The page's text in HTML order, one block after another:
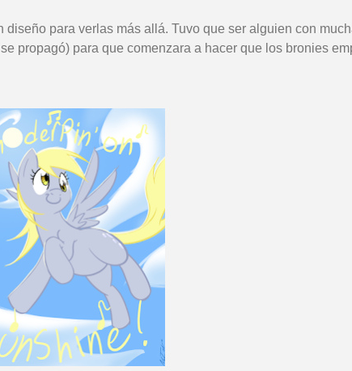
para verlas más allá. Tuvo que ser alguien con
propagó) para que comenzara a hacer que los bronies